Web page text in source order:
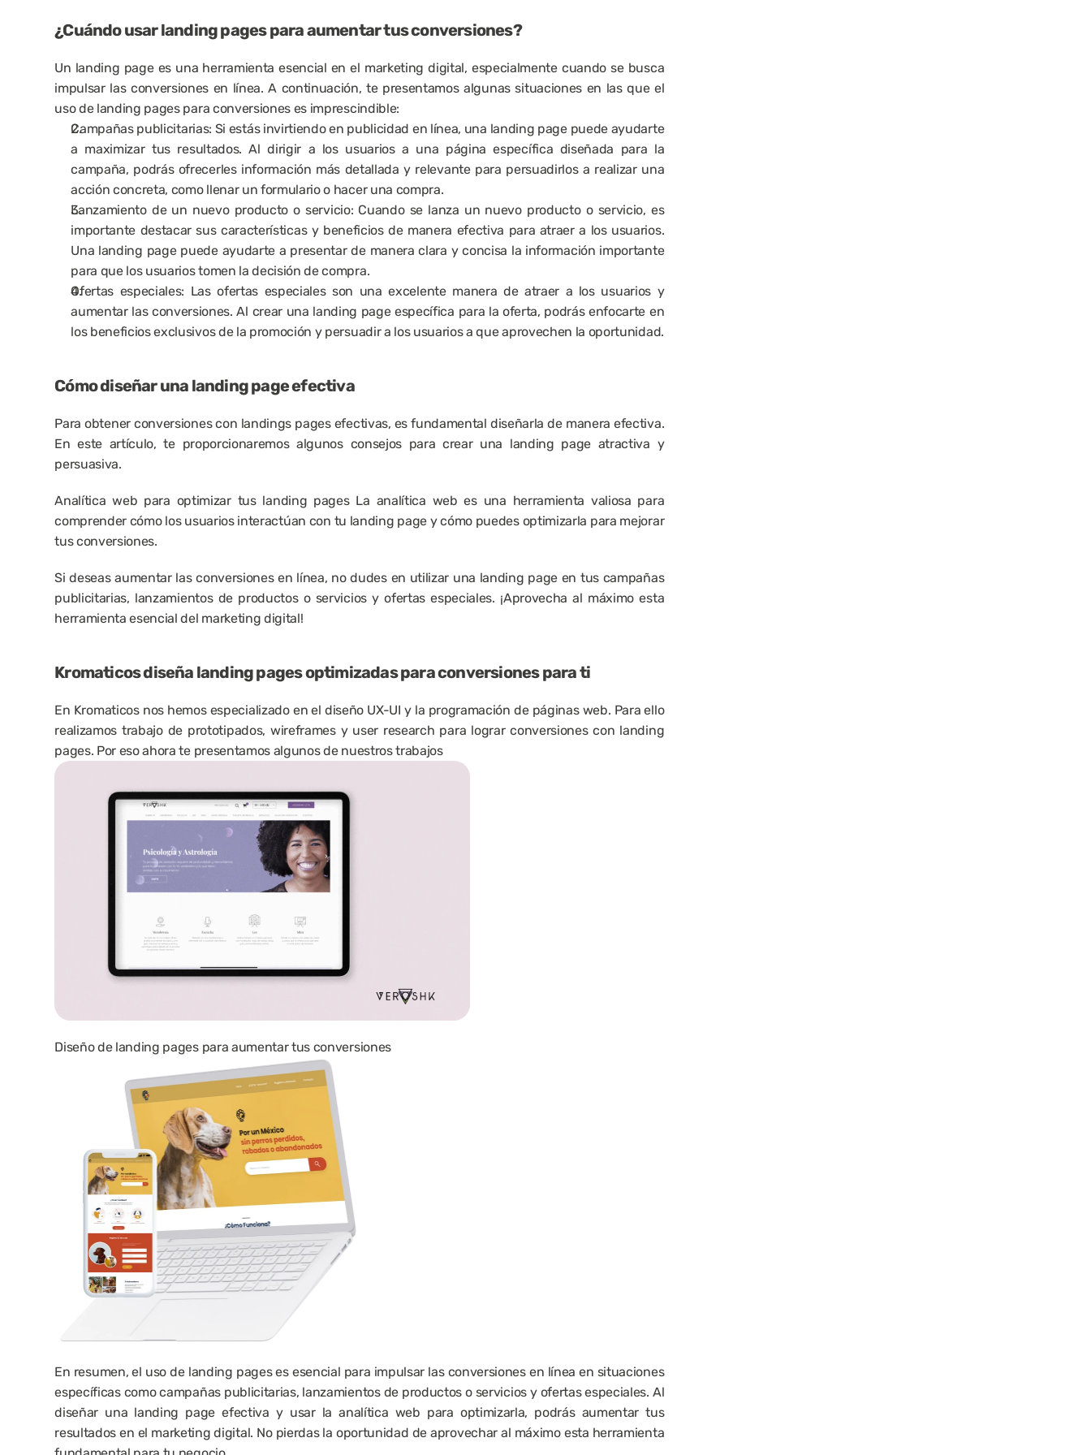
¿Cuándo usar landing pages para aumentar tus conversiones?
Un landing page es una herramienta esencial en el marketing digital, especialmente cuando se busca
impulsar las conversiones en línea. A continuación, te presentamos algunas situaciones en las que el
uso de landing pages para conversiones es imprescindible:
Campañas publicitarias: Si estás invirtiendo en publicidad en línea, una landing page puede ayudarte
a maximizar tus resultados. Al dirigir a los usuarios a una página específica diseñada para la
campaña, podrás ofrecerles información más detallada y relevante para persuadirlos a realizar una
acción concreta, como llenar un formulario o hacer una compra.
Lanzamiento de un nuevo producto o servicio: Cuando se lanza un nuevo producto o servicio, es
importante destacar sus características y beneficios de manera efectiva para atraer a los usuarios.
Una landing page puede ayudarte a presentar de manera clara y concisa la información importante
para que los usuarios tomen la decisión de compra.
Ofertas especiales: Las ofertas especiales son una excelente manera de atraer a los usuarios y
aumentar las conversiones. Al crear una landing page específica para la oferta, podrás enfocarte en
los beneficios exclusivos de la promoción y persuadir a los usuarios a que aprovechen la oportunidad.
Cómo diseñar una landing page efectiva
Para obtener conversiones con landings pages efectivas, es fundamental diseñarla de manera efectiva.
En este artículo, te proporcionaremos algunos consejos para crear una landing page atractiva y
persuasiva.
Analítica web para optimizar tus landing pages La analítica web es una herramienta valiosa para
comprender cómo los usuarios interactúan con tu landing page y cómo puedes optimizarla para mejorar
tus conversiones.
Si deseas aumentar las conversiones en línea, no dudes en utilizar una landing page en tus campañas
publicitarias, lanzamientos de productos o servicios y ofertas especiales. ¡Aprovecha al máximo esta
herramienta esencial del marketing digital!
Kromaticos diseña landing pages optimizadas para conversiones para ti
En Kromaticos nos hemos especializado en el diseño UX-UI y la programación de páginas web. Para ello
realizamos trabajo de prototipados, wireframes y user research para lograr conversiones con landing
pages. Por eso ahora te presentamos algunos de nuestros trabajos
Diseño de landing pages para aumentar tus conversiones
En resumen, el uso de landing pages es esencial para impulsar las conversiones en línea en situaciones
específicas como campañas publicitarias, lanzamientos de productos o servicios y ofertas especiales. Al
diseñar una landing page efectiva y usar la analítica web para optimizarla, podrás aumentar tus
resultados en el marketing digital. No pierdas la oportunidad de aprovechar al máximo esta herramienta